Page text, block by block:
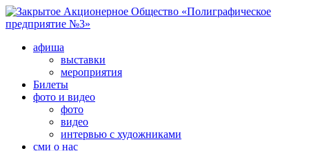
афиша
выставки
мероприятия
Билеты
фото и видео
фото
видео
интервью с художниками
сми о нас